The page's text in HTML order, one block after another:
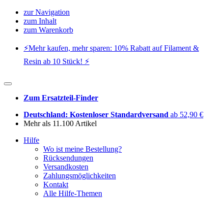
zur Navigation
zum Inhalt
zum Warenkorb
⚡️Mehr kaufen, mehr sparen: 10% Rabatt auf Filament &
Resin ab 10 Stück! ⚡️
Zum Ersatzteil-Finder
Deutschland: Kostenloser Standardversand ab 52,90 €
Mehr als 11.100 Artikel
Hilfe
Wo ist meine Bestellung?
Rücksendungen
Versandkosten
Zahlungsmöglichkeiten
Kontakt
Alle Hilfe-Themen